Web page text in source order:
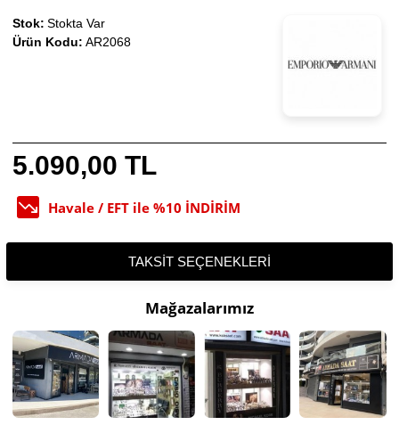
5.090,00 TL
Havale / EFT ile %10 İNDİRİM
Stok: Stokta Var
Ürün Kodu: AR2068
TAKSIT SEÇENEKLERI
Mağazalarımız